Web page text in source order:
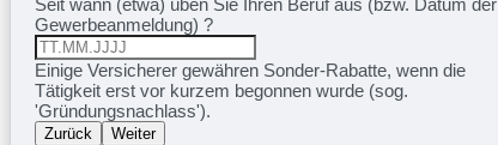
Seit wann (etwa) üben Sie Ihren Beruf aus (bzw. Datum der
Gewerbeanmeldung) ?
Einige Versicherer gewähren Sonder-Rabatte, wenn die
Tätigkeit erst vor kurzem begonnen wurde (sog.
'Gründungsnachlass').
Zurück Weiter